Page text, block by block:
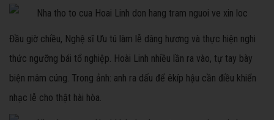
Đầu giờ chiều, Nghệ sĩ Ưu tú làm lễ dâng hương và thực hiện nghi
thức ngưỡng bái tổ nghiệp. Hoài Linh nhiều lần ra vào, tự tay bày
biện mâm cúng. Trong ảnh: anh ra dấu để êkíp hậu cần điều khiển
nhạc lễ cho thật hài hòa.